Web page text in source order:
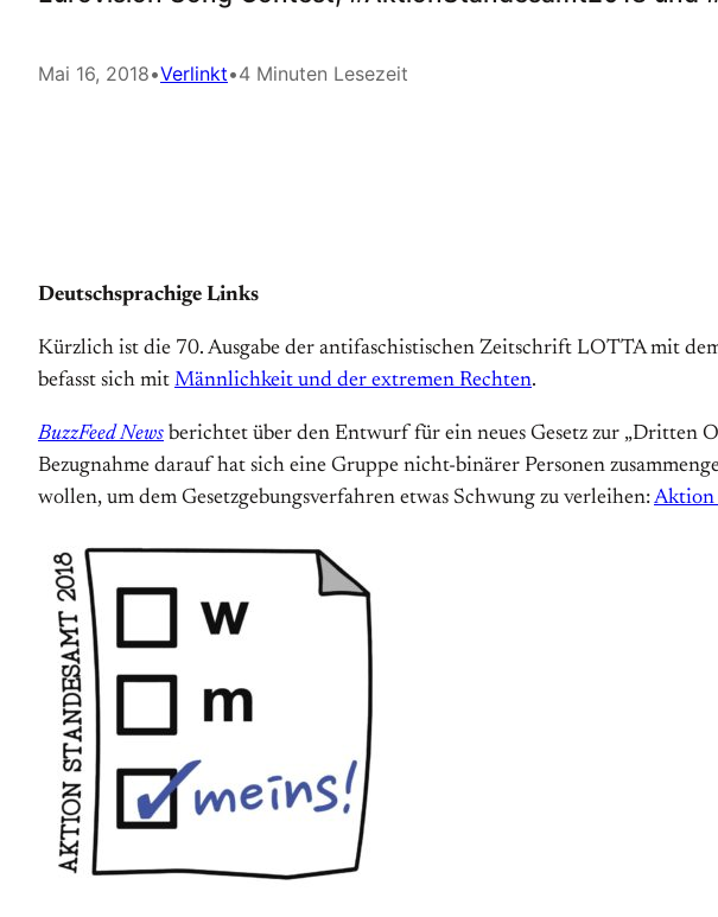
Mai 16, 2018•Verlinkt•4 Minuten Lesezeit
Deutschsprachige Links
Kürzlich ist die 70. Ausgabe der antifaschistischen Zeitschrift LOTTA mit
befasst sich mit Männlichkeit und der extremen Rechten.
BuzzFeed News berichtet über den Entwurf für ein neues Gesetz zur „Dritten
Bezugnahme darauf hat sich eine Gruppe nicht-binärer Personen
wollen, um dem Gesetzgebungsverfahren etwas Schwung zu verleihen:Aktion